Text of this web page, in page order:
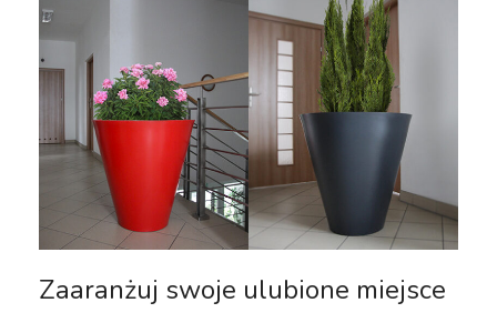
Zaaranżuj swoje ulubione miejsce